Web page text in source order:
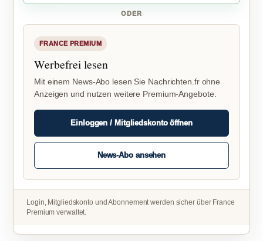
ODER
FRANCE PREMIUM
Werbefrei lesen
Mit einem News-Abo lesen Sie Nachrichten.fr ohne
Anzeigen und nutzen weitere Premium-Angebote.
Einloggen / Mitgliedskonto öffnen
News-Abo ansehen
Login, Mitgliedskonto und Abonnement werden sicher über France
Premium verwaltet.